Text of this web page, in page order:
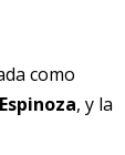
como
, y la